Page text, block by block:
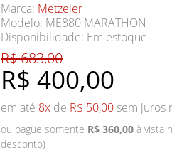
Marca: Metzeler
Modelo: ME880 MARATHON
Disponibilidade: Em estoque
R$ 400,00
R$ 683,00
em até 8x de R$ 50,00 sem juros
ou pague somente R$ 360,00 à vista
desconto)